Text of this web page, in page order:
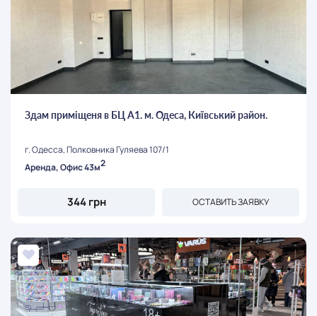
Здам приміщеня в БЦ А1. м. Одеса, Київський район.
г. Одесса, Полковника Гуляева 107/1
Аренда, Офис 43м2
344 грн ОСТАВИТЬ ЗАЯВКУ